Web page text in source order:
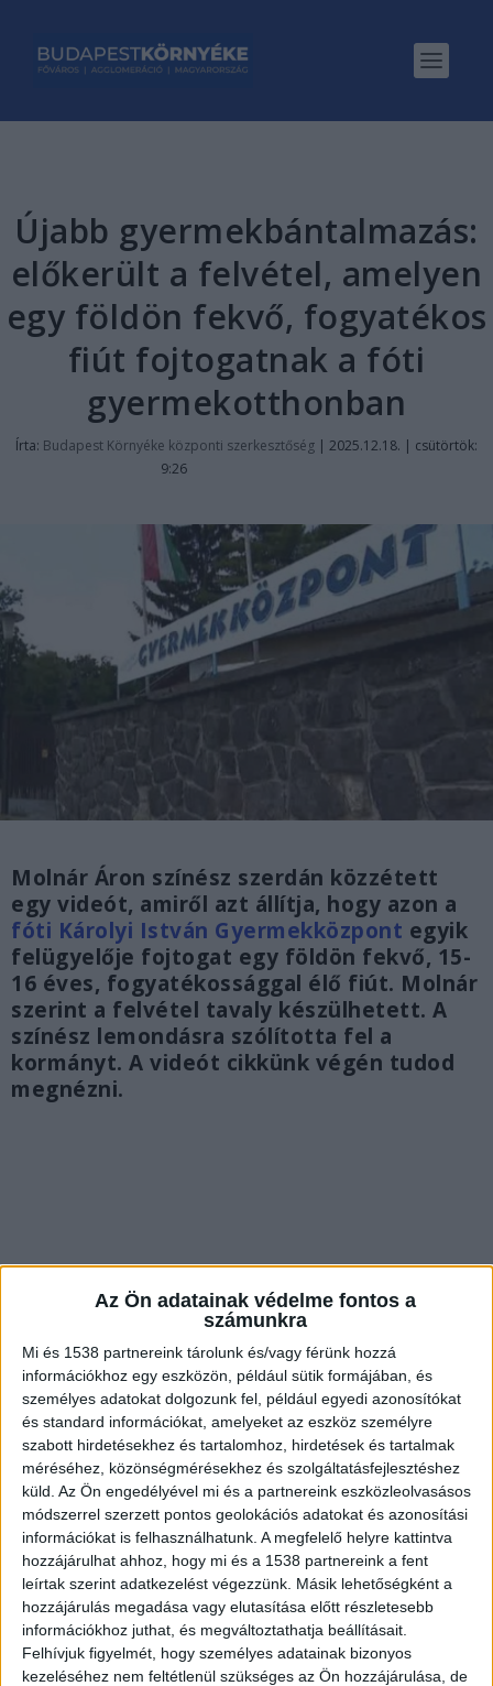
Az Ön adatainak védelme fontos a
számunkra
Mi és 1538 partnereink tárolunk és/vagy férünk hozzá
információkhoz egy eszközön, például sütik formájában, és
személyes adatokat dolgozunk fel, például egyedi azonosítókat
és standard információkat, amelyeket az eszköz személyre
szabott hirdetésekhez és tartalomhoz, hirdetések és tartalmak
méréséhez, közönségmérésekhez és szolgáltatásfejlesztéshez
küld. Az Ön engedélyével mi és a partnereink eszközleolvasásos
módszerrel szerzett pontos geolokációs adatokat és azonosítási
információkat is felhasználhatunk. A megfelelő helyre kattintva
hozzájárulhat ahhoz, hogy mi és a 1538 partnereink a fent
leírtak szerint adatkezelést végezzünk. Másik lehetőségként a
hozzájárulás megadása vagy elutasítása előtt részletesebb
információkhoz juthat, és megváltoztathatja beállításait.
Felhívjuk figyelmét, hogy személyes adatainak bizonyos
kezeléséhez nem feltétlenül szükséges az Ön hozzájárulása, de
Újabb gyermekbántalmazás:
előkerült a felvétel, amelyen
egy földön fekvő, fogyatékos
fiút fojtogatnak a fóti
gyermekotthonban
Írta: Budapest Környéke központi szerkesztőség | 2025.12.18. | csütörtök:
9:26
Molnár Áron színész szerdán közzétett
egy videót, amiről azt állítja, hogy azon a
fóti Károlyi István Gyermekközpont egyik
felügyelője fojtogat egy földön fekvő, 15-
16 éves, fogyatékossággal élő fiút. Molnár
szerint a felvétel tavaly készülhetett. A
színész lemondásra szólította fel a
kormányt. A videót cikkünk végén tudod
megnézni.
Fogyatékos fiút bántalmaznak
A színész szerint a felvétel tavaly készült a fóti
Károlyi István Gyermekközpontban, és a 2
másodperces videón az látható, hogy a
gyermekotthon egyik felügyelője fojtogatja a
földön fekvő, 15-16 éves fiút. Molnár Áron szerint
a fiú fogyatékossággal él, az arcát a személyiségi